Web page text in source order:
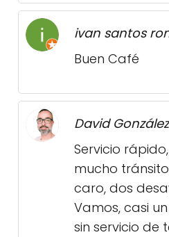
ivan santos
Buen Café
David González
Servicio
mucho
caro, dos
Vamos, casi
sin servicio de